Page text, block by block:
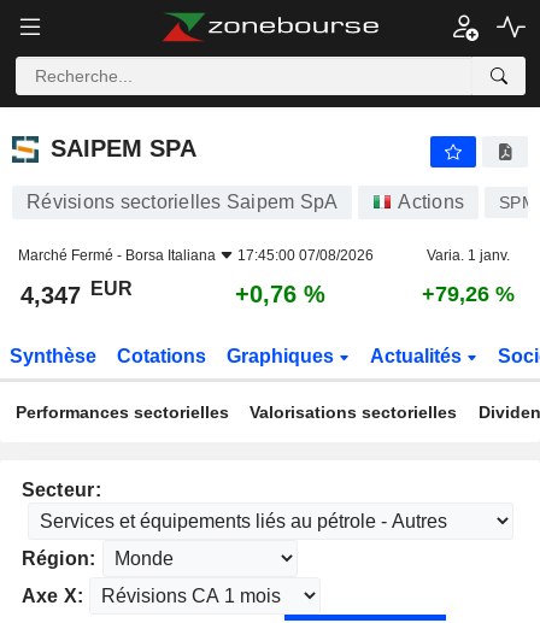
SAIPEM SPA
SAIPEM SPA
Révisions sectorielles Saipem SpA Actions SPM
Marché Fermé - Borsa Italiana 17:45:00 07/08/2026 Varia. 1 janv.
4,347 EUR +0,76 % +79,26 %
Synthèse Cotations Graphiques Actualités
Performances sectorielles Valorisations sectorielles
Secteur:
Région:
Axe X: